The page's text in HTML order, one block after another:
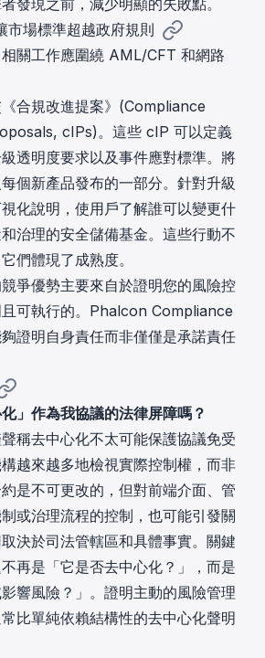
市場標準超越政府規則
關工作應圍繞 AML/CFT 和網路
合規改進提案》(Compliance
cIPs)。這些 cIP 可以定義
透明度要求以及事件應對標準。將
個新產品發布的一部分。針對升級
化說明，使用戶了解誰可以變更什
治理的安全儲備基金。這些行動不
們體現了成熟度。
爭優勢主要來自於證明您的風險控
可執行的。Phalcon Compliance
證明自身責任而非僅僅是承諾責任
」作為我協議的法律屏障嗎？
稱去中心化不太可能保護協議免受
越來越多地檢視實際控制權，而非
是不可更改的，但對前端介面、管
或治理流程的控制，也可能引發關
決於司法管轄區和具體事實。關鍵
再是「它是否去中心化？」，而是
影響風險？」。證明主動的風險管理
比單純依賴結構性的去中心化聲明